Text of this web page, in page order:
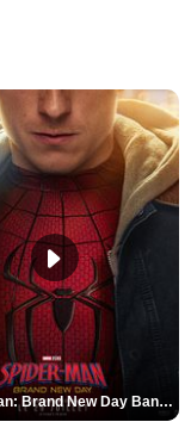
Spider-Man: Brand New Day Bande-annonce VO STFR